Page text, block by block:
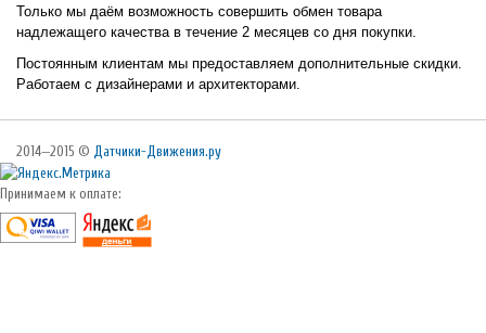
Только мы даём возможность совершить обмен товара
надлежащего качества в течение 2 месяцев со дня покупки.
Постоянным клиентам мы предоставляем дополнительные скидки.
Работаем с дизайнерами и архитекторами.
2014—2015 © Датчики-Движения.ру
Принимаем к оплате: